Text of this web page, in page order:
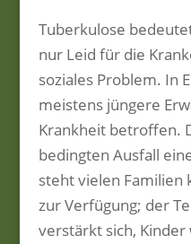
Tuberkulose
nur Leid für die
soziales Problem. In
meistens jüngere
Krankheit betroffen.
bedingten Ausfall
steht vielen Familien
zur Verfügung; der
verstärkt sich, Kinder